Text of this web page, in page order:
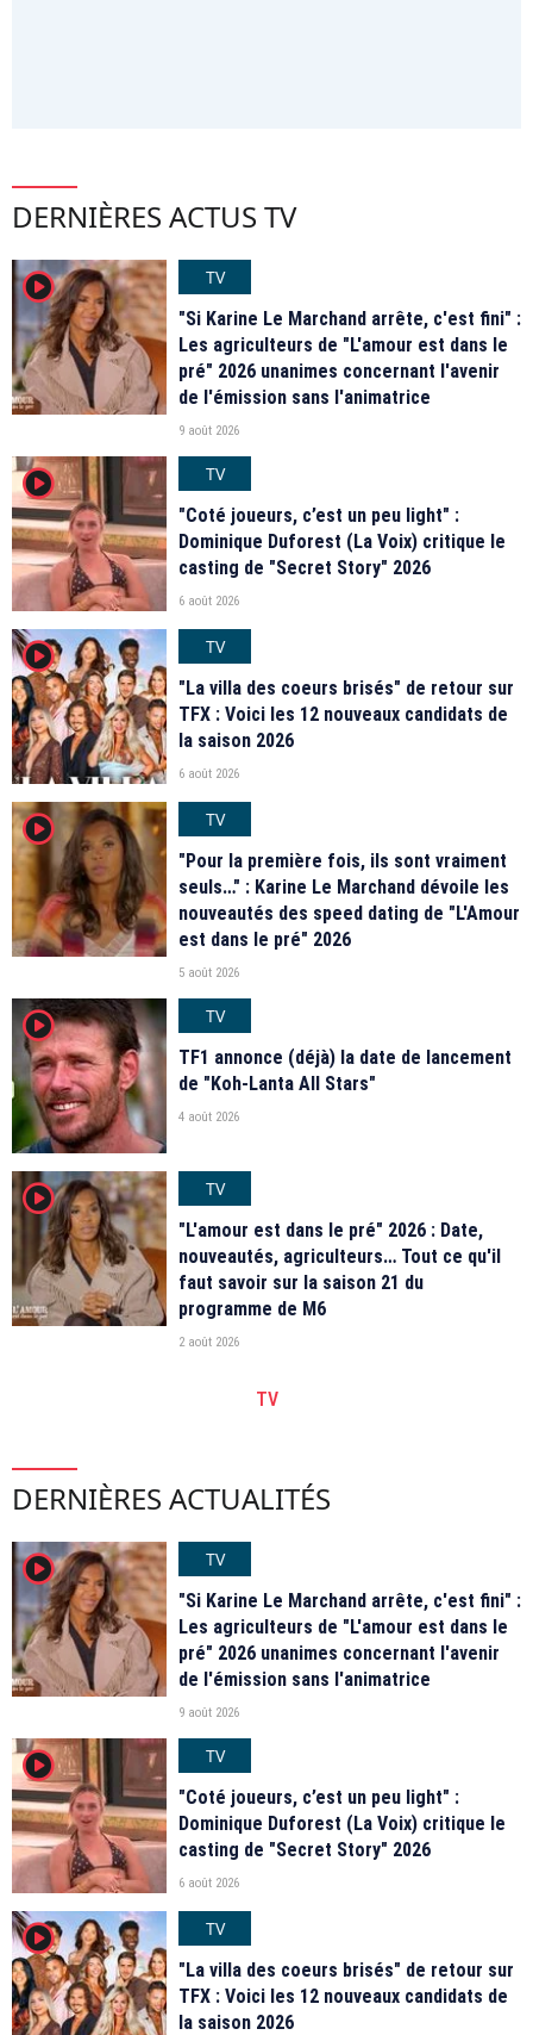
DERNIÈRES ACTUS TV
player2
TV
"Si Karine Le Marchand arrête, c'est fini" :
Les agriculteurs de "L'amour est dans le
pré" 2026 unanimes concernant l'avenir
de l'émission sans l'animatrice
9 août 2026
player2
TV
"Coté joueurs, c’est un peu light" :
Dominique Duforest (La Voix) critique le
casting de "Secret Story" 2026
6 août 2026
player2
TV
"La villa des coeurs brisés" de retour sur
TFX : Voici les 12 nouveaux candidats de
la saison 2026
6 août 2026
player2
TV
"Pour la première fois, ils sont vraiment
seuls…" : Karine Le Marchand dévoile les
nouveautés des speed dating de "L'Amour
est dans le pré" 2026
5 août 2026
player2
TV
TF1 annonce (déjà) la date de lancement
de "Koh-Lanta All Stars"
4 août 2026
player2
TV
"L'amour est dans le pré" 2026 : Date,
nouveautés, agriculteurs… Tout ce qu'il
faut savoir sur la saison 21 du
programme de M6
2 août 2026
TV
DERNIÈRES ACTUALITÉS
player2
TV
"Si Karine Le Marchand arrête, c'est fini" :
Les agriculteurs de "L'amour est dans le
pré" 2026 unanimes concernant l'avenir
de l'émission sans l'animatrice
9 août 2026
player2
TV
"Coté joueurs, c’est un peu light" :
Dominique Duforest (La Voix) critique le
casting de "Secret Story" 2026
6 août 2026
player2
TV
"La villa des coeurs brisés" de retour sur
TFX : Voici les 12 nouveaux candidats de
la saison 2026